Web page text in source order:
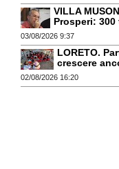
VILLA
Prosperi: 300
03/08/2026 9:37
LORETO.
crescere
02/08/2026 16:20